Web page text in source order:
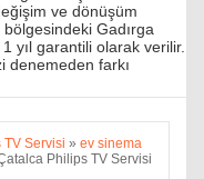
ve dönüşüm
Gadırga
yıl garantili olarak verilir.
denemeden farkı
Servisi » ev sinema
Philips TV Servisi